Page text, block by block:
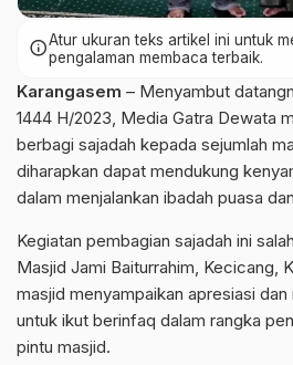
infoAtur ukuran teks artikel ini untuk
pengalaman membaca terbaik.
Karangasem – Menyambut
1444 H/2023, Media Gatra Dewata
berbagi sajadah kepada sejumlah
diharapkan dapat mendukung
dalam menjalankan ibadah puasa
Kegiatan pembagian sajadah ini
Masjid Jami Baiturrahim, Kecicang,
masjid menyampaikan apresiasi
untuk ikut berinfaq dalam rangka
pintu masjid.